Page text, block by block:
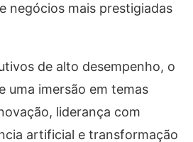
negócios mais prestigiadas
de alto desempenho, o
uma imersão em temas
liderança com
artificial e transformação